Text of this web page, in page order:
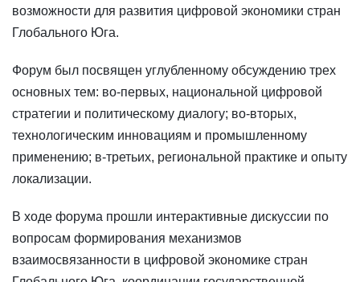
возможности для развития цифровой экономики стран
Глобального Юга.
Форум был посвящен углубленному обсуждению трех
основных тем: во-первых, национальной цифровой
стратегии и политическому диалогу; во-вторых,
технологическим инновациям и промышленному
применению; в-третьих, региональной практике и опыту
локализации.
В ходе форума прошли интерактивные дискуссии по
вопросам формирования механизмов
взаимосвязанности в цифровой экономике стран